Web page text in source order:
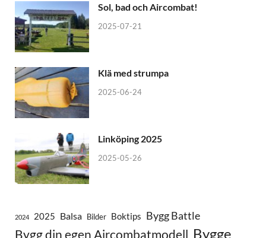
Sol, bad och Aircombat!
2025-07-21
Klä med strumpa
2025-06-24
Linköping 2025
2025-05-26
2024 2025 Balsa Bilder Boktips Bygg Battle
Bygg din egen Aircombatmodell Bygge